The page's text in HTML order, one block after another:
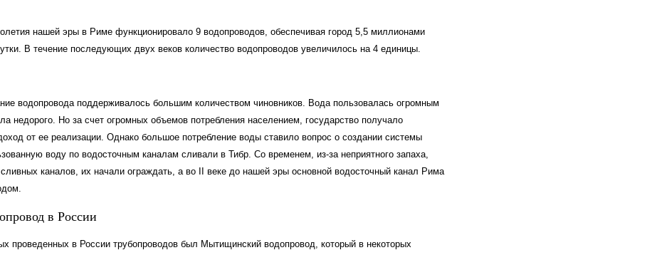
нашей эры в Риме функционировало 9 водопроводов, обеспечивая город 5,5 миллионами
В течение последующих двух веков количество водопроводов увеличилось на 4 единицы.
водопровода поддерживалось большим количеством чиновников. Вода пользовалась огромным
недорого. Но за счет огромных объемов потребления населением, государство получало
от ее реализации. Однако большое потребление воды ставило вопрос о создании системы
воду по водосточным каналам сливали в Тибр. Со временем, из-за неприятного запаха,
каналов, их начали ограждать, а во II веке до нашей эры основной водосточный канал Рима
в России
проведенных в России трубопроводов был Мытищинский водопровод, который в некоторых